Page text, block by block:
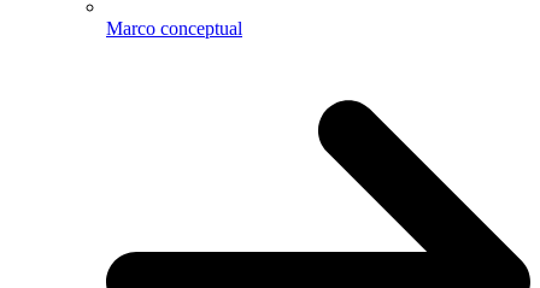
Marco conceptual